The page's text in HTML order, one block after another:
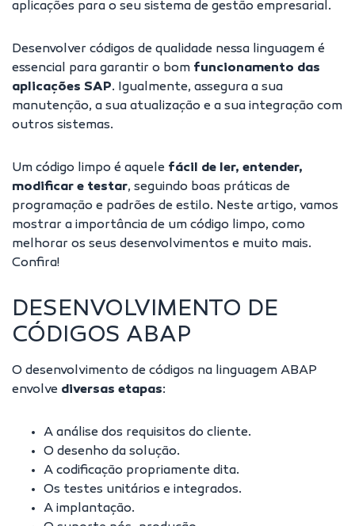
aplicações para o seu sistema de gestão empresarial.
Desenvolver códigos de qualidade nessa linguagem é
essencial para garantir o bom funcionamento das
aplicações SAP. Igualmente, assegura a sua
manutenção, a sua atualização e a sua integração com
outros sistemas.
Um código limpo é aquele fácil de ler, entender,
modificar e testar, seguindo boas práticas de
programação e padrões de estilo. Neste artigo, vamos
mostrar a importância de um código limpo, como
melhorar os seus desenvolvimentos e muito mais.
Confira!
DESENVOLVIMENTO DE
CÓDIGOS ABAP
O desenvolvimento de códigos na linguagem ABAP
envolve diversas etapas:
A análise dos requisitos do cliente.
O desenho da solução.
A codificação propriamente dita.
Os testes unitários e integrados.
A implantação.